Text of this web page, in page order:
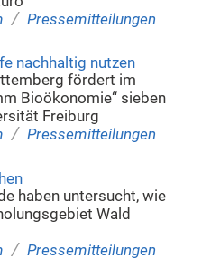
/ Pressemitteilungen
nachhaltig nutzen
fördert im
Bioökonomie“ sieben
Freiburg
/ Pressemitteilungen
haben untersucht, wie
Wald
/ Pressemitteilungen